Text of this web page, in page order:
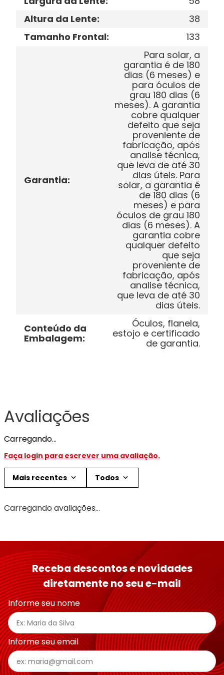
Altura da Lente:
38
Tamanho Frontal: 133
Garantia:
Para solar, a
garantia é de 180
dias (6 meses) e
para óculos de
grau 180 dias (6
meses). A garantia
cobre qualquer
defeito que seja
proveniente de
fabricação, após
analise técnica,
que leva de até 30
dias úteis. Para
solar, a garantia é
de 180 dias (6
meses) e para
óculos de grau 180
dias (6 meses). A
garantia cobre
qualquer defeito
que seja
proveniente de
fabricação, após
analise técnica,
que leva de até 30
dias úteis.
Conteúdo da
Embalagem:
Óculos, flanela,
estojo e certificado
de garantia.
Avaliações
Carregando…
Faça login para escrever uma avaliação.
Mais recentes Todos
Carregando avaliações…
Receba descontos e novidades
diretamente no seu e-mail
Informe seu nome
Informe seu email